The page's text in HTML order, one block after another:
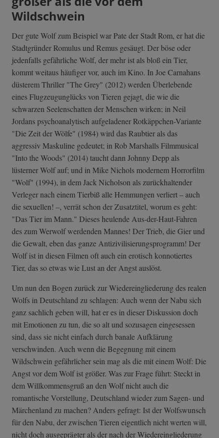
Wildschwein
Der gute Wolf zum Beispiel war Pate der Stadt Rom, er hat die
Stadtgründer Romulus und Remus gesäugt. Der böse oder
jedenfalls gefährliche Wolf, der mehr ist als bloß ein Tier,
kommt weitaus häufiger vor, auch im Kino. In Joe Carnahans
düsterem Thriller "The Grey" (2012) werden Überlebende
eines Flugzeugunglücks von Tieren gejagt, die wie die
schwarzen Seelenschatten der Menschen wirken; in Neil
Jordans psychoanalytisch aufgeladener Rotkäppchen-Variante
"Die Zeit der Wölfe" (1984) wird das Raubtier als das
aggressiv Maskuline gedeutet; in Rob Marshalls Filmmusical
"Into the Woods" (2014) taucht dann Johnny Depp als
lüsterner Wolf auf; und in Mike Nichols modernem Horrorfilm
"Wolf" (1994), in dem Jack Nicholson als zurückhaltender
Verleger nach einem Tierbiß alle Hemmungen verliert – auch
die sexuellen! –, verrät schon der Zusatztitel, worum es geht:
"Das Tier im Mann." Dieses heulende Aus-der-Haut-Fahren
des zum Werwolf werdenden Mannes! Der Trieb, die Gier und
die Gewalt, eben das ganze Antizivilisierungsprogramm! Der
Wolf ist in diesen Filmen oft auch ein erotisch konnotiertes
Tier, das so etwas wie Lust an der Angst auslöst.
Um nun den Bogen zurück zur Wiedereingliederung des realen
Wolfs in Deutschland zu schlagen: Auch wenn der Nabu sich
ganz sachlich geben will, hat er es in dieser Diskussion doch
mit Emotionen zu tun, die so alt und sozusagen eingesessen
sind, dass sie nicht einfach durch banale Aufklärung
verschwinden. Auch wenn die Begegnung mit einem
Wildschwein gefährlicher sein mag als die mit einem Wolf: Die
Angst vor dem Wolf ist größer. Was zur Frage führt: Steckt in
dem Willkommensgruß an den Wolf nicht auch die
romantische Vorstellung, Deutschland wieder zum Sagen- und
Märchenland zu machen? Anders gefragt: Ist der Wolfswunsch
für den Nabu, der zwischen Tieren eigentlich nicht werten will,
nicht doch ausgeprägter als der nach der Wiedereingliederung